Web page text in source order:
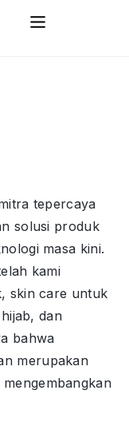
tepercaya
solusi produk
masa kini.
kami
skin care untuk
dan
bahwa
merupakan